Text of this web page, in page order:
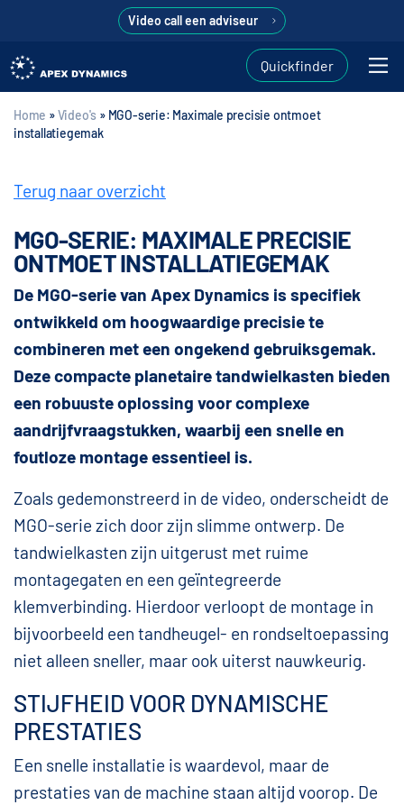
Video call een adviseur
Quickfinder
Home »Video's » MGO-serie: Maximale precisie ontmoet
installatiegemak
Terug naar overzicht
MGO-SERIE: MAXIMALE PRECISIE
ONTMOET INSTALLATIEGEMAK
De MGO-serie van Apex Dynamics is specifiek
ontwikkeld om hoogwaardige precisie te
combineren met een ongekend gebruiksgemak.
Deze compacte planetaire tandwielkasten bieden
een robuuste oplossing voor complexe
aandrijfvraagstukken, waarbij een snelle en
foutloze montage essentieel is.
Zoals gedemonstreerd in de video, onderscheidt de
MGO-serie zich door zijn slimme ontwerp. De
tandwielkasten zijn uitgerust met ruime
montagegaten en een geïntegreerde
klemverbinding. Hierdoor verloopt de montage in
bijvoorbeeld een tandheugel- en rondseltoepassing
niet alleen sneller, maar ook uiterst nauwkeurig.
STIJFHEID VOOR DYNAMISCHE
PRESTATIES
Een snelle installatie is waardevol, maar de
prestaties van de machine staan altijd voorop. De